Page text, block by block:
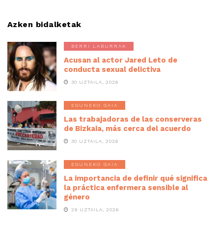
Azken bidalketak
BERRI LABURRAK
Acusan al actor Jared Leto de
conducta sexual delictiva
30 UZTAILA, 2026
EGUNEKO GAIA
Las trabajadoras de las conserveras
de Bizkaia, más cerca del acuerdo
30 UZTAILA, 2026
EGUNEKO GAIA
La importancia de definir qué significa
la práctica enfermera sensible al
género
29 UZTAILA, 2026